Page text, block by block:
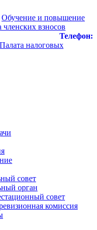
Обучение и повышение
членских взносов
Телефон:
Палата налоговых
совет
орган
совет
комиссия